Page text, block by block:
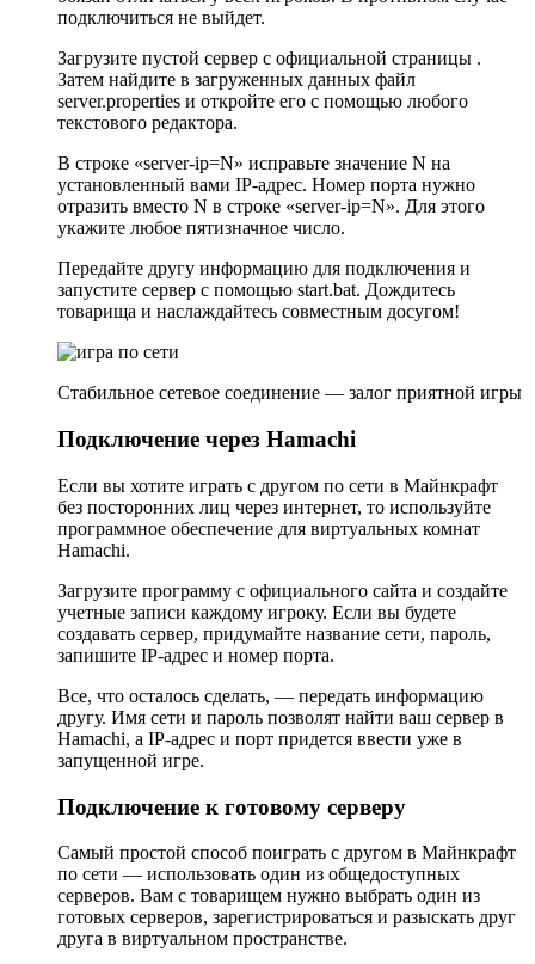
подключиться не выйдет.
Загрузите пустой сервер с официальной страницы .
Затем найдите в загруженных данных файл
server.properties и откройте его с помощью любого
текстового редактора.
В строке «server-ip=N» исправьте значение N на
установленный вами IP-адрес. Номер порта нужно
отразить вместо N в строке «server-ip=N». Для этого
укажите любое пятизначное число.
Передайте другу информацию для подключения и
запустите сервер с помощью start.bat. Дождитесь
товарища и наслаждайтесь совместным досугом!
Стабильное сетевое соединение — залог приятной игры
Подключение через Hamachi
Если вы хотите играть с другом по сети в Майнкрафт
без посторонних лиц через интернет, то используйте
программное обеспечение для виртуальных комнат
Hamachi.
Загрузите программу с официального сайта и создайте
учетные записи каждому игроку. Если вы будете
создавать сервер, придумайте название сети, пароль,
запишите IP-адрес и номер порта.
Все, что осталось сделать, — передать информацию
другу. Имя сети и пароль позволят найти ваш сервер в
Hamachi, а IP-адрес и порт придется ввести уже в
запущенной игре.
Подключение к готовому серверу
Самый простой способ поиграть с другом в Майнкрафт
по сети — использовать один из общедоступных
серверов. Вам с товарищем нужно выбрать один из
готовых серверов, зарегистрироваться и разыскать друг
друга в виртуальном пространстве.